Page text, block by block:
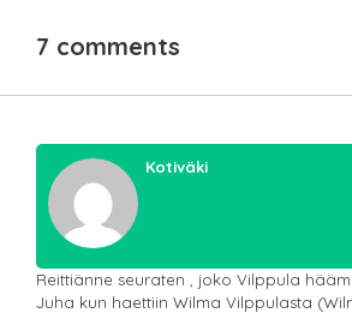
7 comments
Kotiväki
Reittiänne seuraten , joko Vilppula
Juha kun haettiin Wilma Vilppulasta